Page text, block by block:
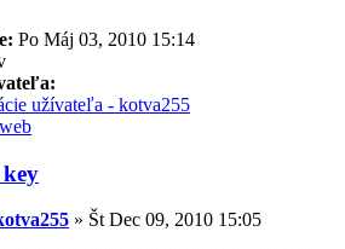
Po Máj 03, 2010 15:14
užívateľa - kotva255
» Št Dec 09, 2010 15:05